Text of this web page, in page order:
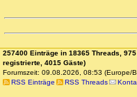
257400 Einträge in 18365 Threads,
registrierte, 4015 Gäste)
Forumszeit: 09.08.2026, 08:53 (Europe/
RSS Einträge
RSS Threads